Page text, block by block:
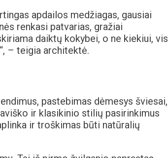
apdailos medžiagas, gausiai
renkasi patvarias, gražiai
daiktų kokybei, o ne kiekiui, vis
– teigia architektė.
pastebimas dėmesys šviesai,
ir klasikinio stilių pasirinkimus
ir troškimas būti natūralių